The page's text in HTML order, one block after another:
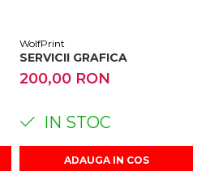
WolfPrint
SERVICII GRAFICA
200,00 RON
IN STOC
ADAUGA IN COS